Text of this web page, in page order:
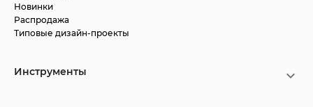
Новинки
Распродажа
Типовые дизайн-проекты
Инструменты